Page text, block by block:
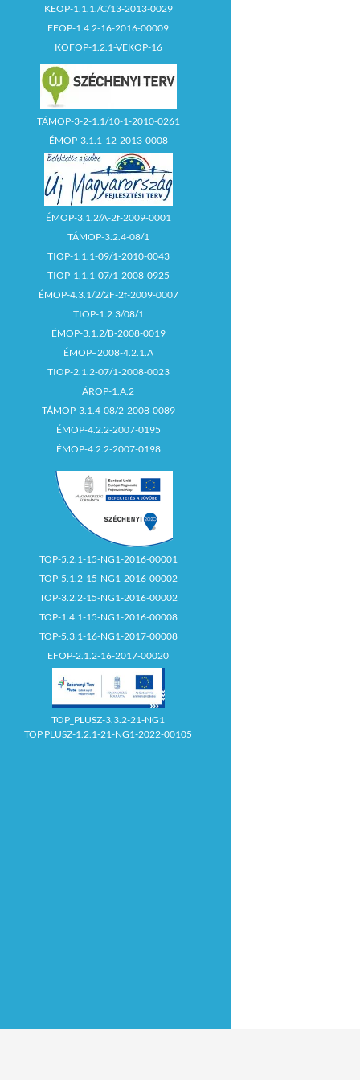
KEOP-1.1.1./C/13-2013-0029
EFOP-1.4.2-16-2016-00009
KÖFOP-1.2.1-VEKOP-16
TÁMOP-3-2-1.1/10-1-2010-0261
ÉMOP-3.1.1-12-2013-0008
ÉMOP-3.1.2/A-2f-2009-0001
TÁMOP-3.2.4-08/1
TIOP-1.1.1-09/1-2010-0043
TIOP-1.1.1-07/1-2008-0925
ÉMOP-4.3.1/2/2F-2f-2009-0007
TIOP-1.2.3/08/1
ÉMOP-3.1.2/B-2008-0019
ÉMOP–2008-4.2.1.A
TIOP-2.1.2-07/1-2008-0023
ÁROP-1.A.2
TÁMOP-3.1.4-08/2-2008-0089
ÉMOP-4.2.2-2007-0195
ÉMOP-4.2.2-2007-0198
TOP-5.2.1-15-NG1-2016-00001
TOP-5.1.2-15-NG1-2016-00002
TOP-3.2.2-15-NG1-2016-00002
TOP-1.4.1-15-NG1-2016-00008
TOP-5.3.1-16-NG1-2017-00008
EFOP-2.1.2-16-2017-00020
TOP_PLUSZ-3.3.2-21-NG1
TOP PLUSZ-1.2.1-21-NG1-2022-00105